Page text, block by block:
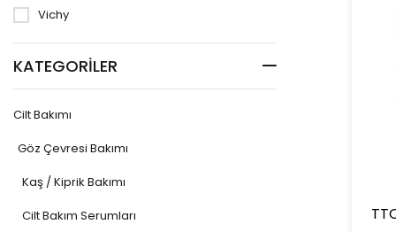
Vichy
KATEGORILER
Cilt Bakımı
Göz Çevresi Bakımı
Kaş / Kiprik Bakımı
Cilt Bakım Serumları